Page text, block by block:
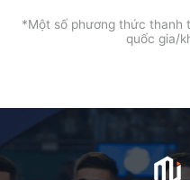
*Một số phương thức thanh
quốc gia/